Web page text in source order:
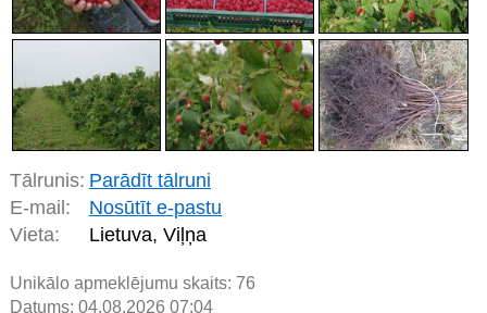
Tālrunis: Parādīt tālruni
E-mail:
Nosūtīt e-pastu
Vieta:
Lietuva, Viļņa
Unikālo apmeklējumu skaits: 76
Datums: 04.08.2026 07:04